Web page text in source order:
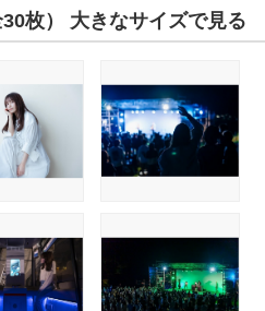
30枚） 大きなサイズで見る